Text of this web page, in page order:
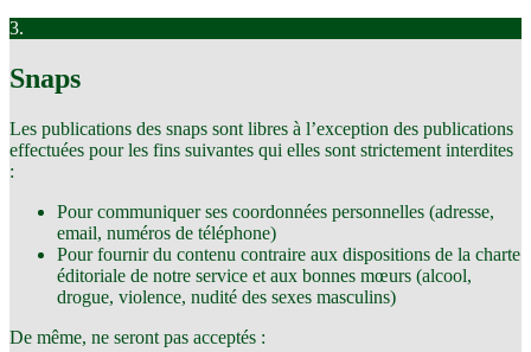
3.
Snaps
Les publications des snaps sont libres à l’exception des publications
effectuées pour les fins suivantes qui elles sont strictement interdites
:
Pour communiquer ses coordonnées personnelles (adresse,
email, numéros de téléphone)
Pour fournir du contenu contraire aux dispositions de la charte
éditoriale de notre service et aux bonnes mœurs (alcool,
drogue, violence, nudité des sexes masculins)
De même, ne seront pas acceptés :